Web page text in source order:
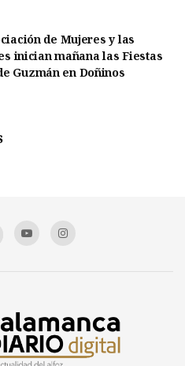
de Mujeres y las
inician mañana las Fiestas
Guzmán en Doñinos